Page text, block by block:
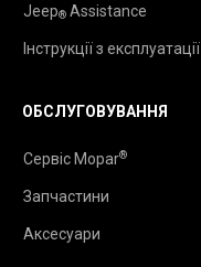
Jeep® Assistance
Інструкції з експлуатації
ОБСЛУГОВУВАННЯ
Сервіс Mopar®
Запчастини
Аксесуари